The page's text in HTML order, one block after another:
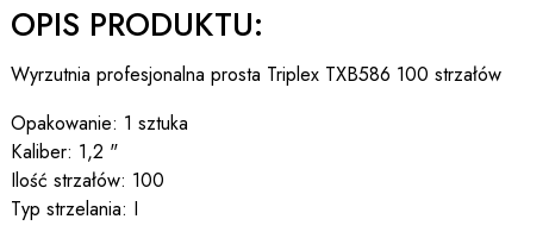
OPIS PRODUKTU:
Wyrzutnia profesjonalna prosta Triplex TXB586 100 strzałów
Opakowanie: 1 sztuka
Kaliber: 1,2 "
Ilość strzałów: 100
Typ strzelania: I